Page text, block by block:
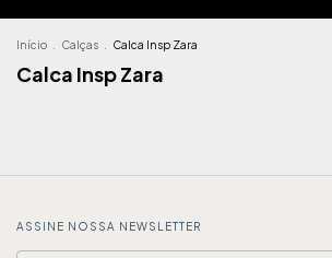
Início Calças Calca Insp Zara
Calca Insp Zara
ASSINE NOSSA NEWSLETTER